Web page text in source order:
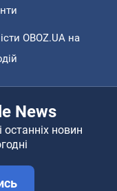
OBOZ.UA на
News
останніх новин